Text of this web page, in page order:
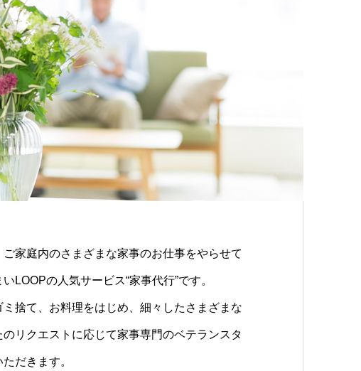
家庭内のさまざまな家事のお仕事をやらせて
LOOPの人気サービス“家事代行”です。
捨て、お料理をはじめ、細々したさまざまな
リクエストに応じて家事専門のベテランスタ
だきます。